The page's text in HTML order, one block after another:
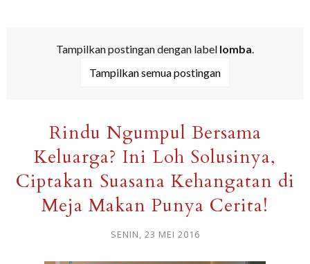
Tampilkan postingan dengan label lomba.
Tampilkan semua postingan
Rindu Ngumpul Bersama
Keluarga? Ini Loh Solusinya,
Ciptakan Suasana Kehangatan di
Meja Makan Punya Cerita!
SENIN, 23 MEI 2016